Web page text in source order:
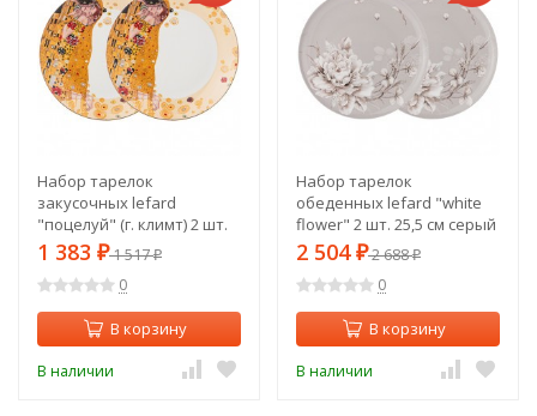
Набор тарелок
закусочных lefard
"поцелуй" (г. климт) 2 шт.
20,5 см, кремовая, серая
Lefard (104-670)
1 383 ₽1 517₽
0
В корзину
В наличии
Набор тарелок
обеденных lefard "white
flower" 2 шт. 25,5 см серый
Lefard (415-2130)
2 504 ₽2 688₽
0
В корзину
В наличии